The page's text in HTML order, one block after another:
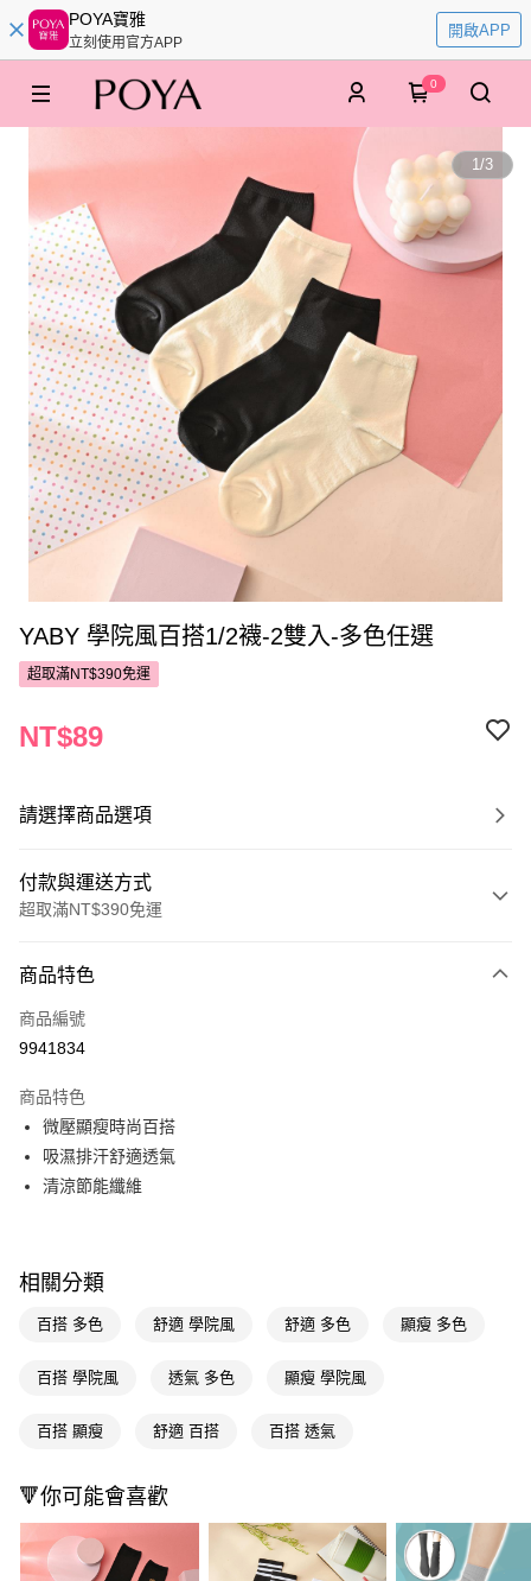
POYA寶雅
立刻使用官方APP
開啟APP
0
1/3
YABY 學院風百搭1/2襪-2雙入-多色任選
超取滿NT$390免運
NT$89
請選擇商品選項
付款與運送方式
超取滿NT$390免運
POYA支付
信用卡一次付款
LINE Pay
Apple Pay
Google Pay
相關說明
便利好安心！
２．便利：只要手機號碼，簡訊認證，即可結帳。
３．安心：先確認商品／服務後，再付款。
【「AFTEE先享後付」結帳流程】
１．於結帳方式選擇「AFTEE先享後付」後，將跳轉至「AFTEE先享後付」
全家取貨付款
每筆NT$65，滿NT$390(含以上)免運費
商品特色
商品編號
9941834
商品特色
微壓顯瘦時尚百搭
吸濕排汗舒適透氣
清涼節能纖維
相關分類
百搭 多色 舒適 學院風 舒適 多色 顯瘦 多色
百搭 學院風 透氣 多色 顯瘦 學院風
百搭 顯瘦 舒適 百搭 百搭 透氣
🔻你可能會喜歡